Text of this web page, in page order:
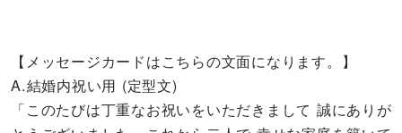
【メッセージカードはこちらの文面になります。】
A.結婚内祝い用 (定型文)
「このたびは丁重なお祝いをいただきまして 誠にありが